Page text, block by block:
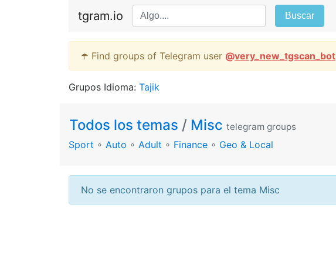
tgram.io Buscar
☂️ Find groups of Telegram user @very_new_tgscan_bot
Grupos Idioma: Tajik
Todos los temas / Misc telegram groups
Sport ∘ Auto ∘ Adult ∘ Finance ∘ Geo & Local
No se encontraron grupos para el tema Misc